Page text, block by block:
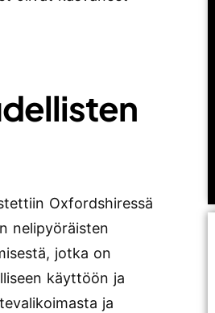
Oxfordshiressä
nelipyöräisten
jotka on
käyttöön ja
ja